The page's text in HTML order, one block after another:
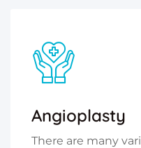
Angioplasty
There are many